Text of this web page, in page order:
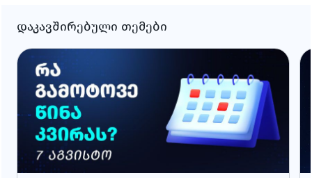
დაკავშირებული თემები